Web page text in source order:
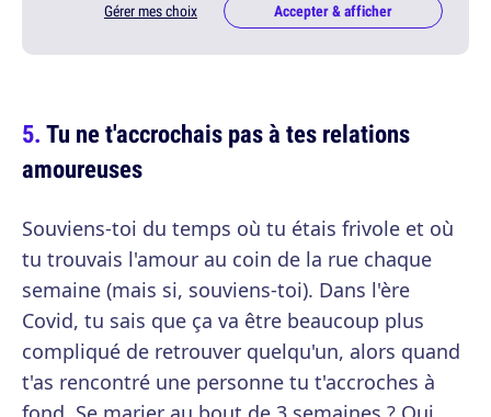
Gérer mes choix Accepter & afficher
Tu ne t'accrochais pas à tes relations
amoureuses
Souviens-toi du temps où tu étais frivole et où
tu trouvais l'amour au coin de la rue chaque
semaine (mais si, souviens-toi). Dans l'ère
Covid, tu sais que ça va être beaucoup plus
compliqué de retrouver quelqu'un, alors quand
t'as rencontré une personne tu t'accroches à